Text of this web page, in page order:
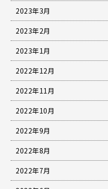
2023年3月
2023年2月
2023年1月
2022年12月
2022年11月
2022年10月
2022年9月
2022年8月
2022年7月